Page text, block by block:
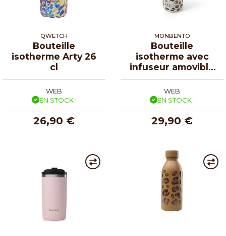
QWETCH
Bouteille
isotherme Arty 26
cl
WEB
EN STOCK !
26,90 €
MONBENTO
Bouteille
isotherme avec
infuseur amovible
léopard 50 cl
WEB
EN STOCK !
29,90 €